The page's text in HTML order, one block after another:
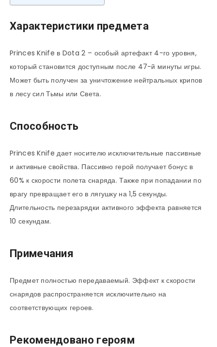
Характеристики предмета
Princes Knife в Dota 2 – особый артефакт 4-го уровня,
который становится доступным после 47-й минуты игры.
Может быть получен за уничтожение нейтральных крипов
в лесу сил Тьмы или Света.
Способность
Princes Knife дает носителю исключительные пассивные
и активные свойства. Пассивно герой получает бонус в
60% к скорости полета снаряда. Также при попадании по
врагу превращает его в лягушку на 1,5 секунды.
Длительность перезарядки активного эффекта равняется
10 секундам.
Примечания
Предмет полностью передаваемый. Эффект к скорости
снарядов распространяется исключительно на
соответствующих героев.
Рекомендовано героям